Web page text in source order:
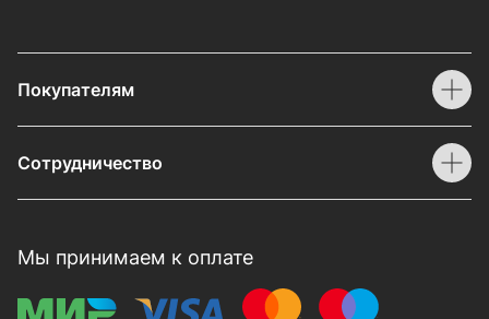
Покупателям
Сотрудничество
Мы принимаем к оплате